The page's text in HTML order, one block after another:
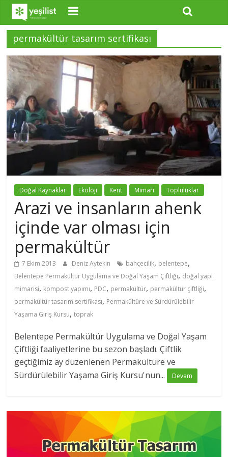
permakültür tasarım sertifikası
Doğal Kaynaklar Ekoloji Kent Mimari Topluluklar
Arazi ve insanların ahenk
içinde var olması için
permakültür
7 Ekim 2013 Deniz Aytekin bahçecilik, belentepe,
Belentepe Permakültür Uygulama ve Doğal Yaşam Çiftliği, doğal yapı
mimarisi, kompost yapımı, PDC, permakültür, permakültür çiftliği,
permakültür tasarım sertifikası, Permakültüre ve Sürdürülebilir
Yaşama Giriş Kursu,toprak
Belentepe Permakültür Uygulama ve Doğal Yaşam
Çiftliği faaliyetlerine bu sezon başladı. Çiftlik
geçtiğimiz ay düzenlenen Permakültüre ve
Sürdürülebilir Yaşama Giriş Kursu'nun...
Devam